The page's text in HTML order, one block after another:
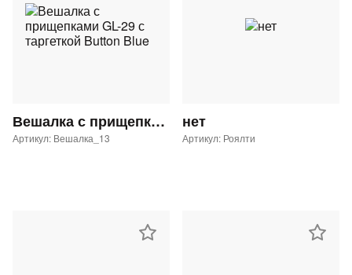
Вешалка с прищепками GL-29 с таргеткой Button Blue
Артикул: Вешалка_13
нет
Артикул: Роялти